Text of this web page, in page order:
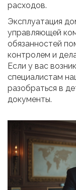
расходов.
Эксплуатация
управляющей
обязанностей
контролем и
Если у вас
специалистам
разобраться в
документы.